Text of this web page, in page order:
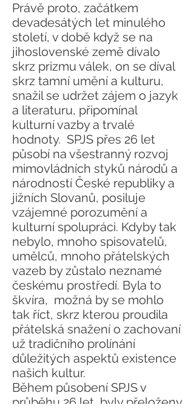
Právě proto, začátkem
devadesátých let minulého
století, v době když se na
jihoslovenské země dívalo
skrz prizmu válek, on se díval
skrz tamní umění a kulturu,
snažil se udržet zájem o jazyk
a literaturu, připomínal
kulturní vazby a trvalé
hodnoty. SPJS přes 26 let
působí na všestranný rozvoj
mimovládních styků národů a
národností České republiky a
jižních Slovanů, posiluje
vzájemné porozumění a
kulturní spolupráci. Kdyby tak
nebylo, mnoho spisovatelů,
umělců, mnoho přátelských
vazeb by zůstalo neznamé
českému prostředí. Byla to
škvíra, možná by se mohlo
tak říct, skrz kterou proudila
přátelská snažení o zachovaní
už tradičního prolínání
důležitých aspektů existence
našich kultur.
Během působení SPJS v
průběhu 26 let, byly přeloženy